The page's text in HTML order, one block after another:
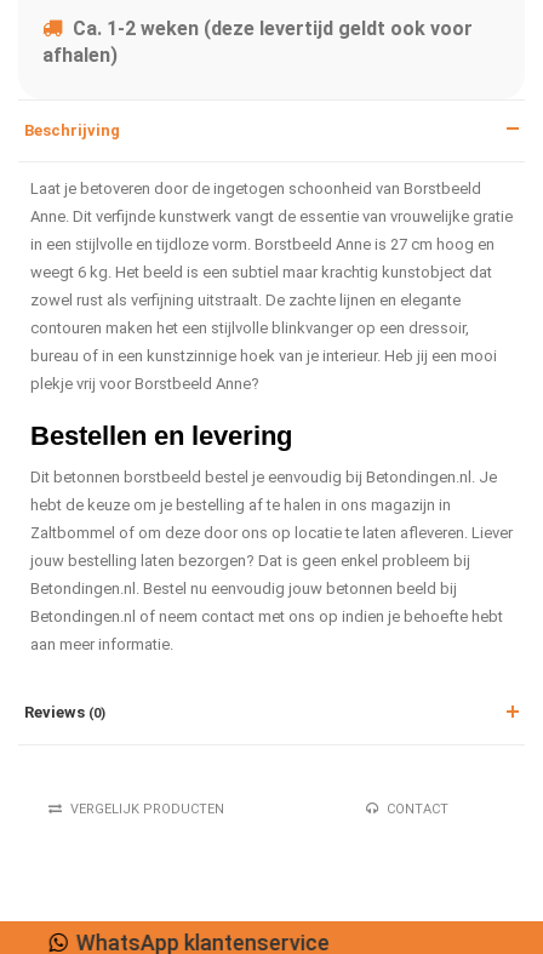
Ca. 1-2 weken (deze levertijd geldt ook voor
afhalen)
Beschrijving
Laat je betoveren door de ingetogen schoonheid van Borstbeeld
Anne. Dit verfijnde kunstwerk vangt de essentie van vrouwelijke gratie
in een stijlvolle en tijdloze vorm. Borstbeeld Anne is 27 cm hoog en
weegt 6 kg. Het beeld is een subtiel maar krachtig kunstobject dat
zowel rust als verfijning uitstraalt. De zachte lijnen en elegante
contouren maken het een stijlvolle blinkvanger op een dressoir,
bureau of in een kunstzinnige hoek van je interieur. Heb jij een mooi
plekje vrij voor Borstbeeld Anne?
Bestellen en levering
Dit betonnen borstbeeld bestel je eenvoudig bij Betondingen.nl. Je
hebt de keuze om je bestelling af te halen in ons magazijn in
Zaltbommel of om deze door ons op locatie te laten afleveren. Liever
jouw bestelling laten bezorgen? Dat is geen enkel probleem bij
Betondingen.nl. Bestel nu eenvoudig jouw betonnen beeld bij
Betondingen.nl of neem contact met ons op indien je behoefte hebt
aan meer informatie.
Reviews (0)
VERGELIJK PRODUCTEN CONTACT
Lage verzendkosten